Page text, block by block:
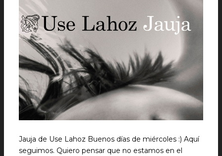
Jauja de Use Lahoz Buenos días de miércoles :) Aquí
seguimos. Quiero pensar que no estamos en el